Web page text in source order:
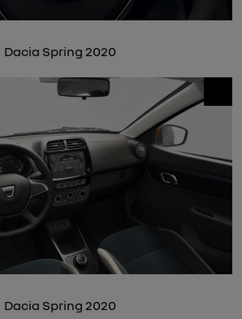
Dacia Spring 2020
Dacia Spring 2020